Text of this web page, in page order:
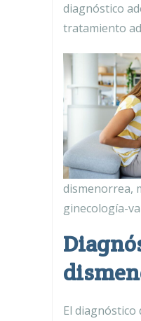
diagnóstico
tratamiento
dismenorrea,
ginecología-
El diagnóstico